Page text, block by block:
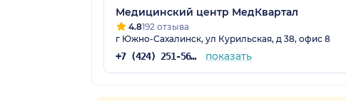
Медицинский центр МедКвартал
4.8192 отзыва
г Южно-Сахалинск, ул Курильская, д 38, офис 8
+7 (424) 251-56-26 показать